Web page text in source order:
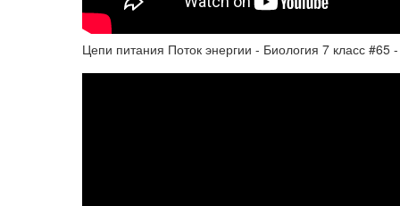
Цепи питания Поток энергии - Биология 7 класс #65